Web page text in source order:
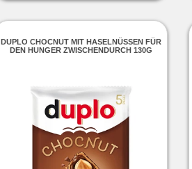
DUPLO CHOCNUT MIT HASELNÜSSEN FÜR
DEN HUNGER ZWISCHENDURCH 130G